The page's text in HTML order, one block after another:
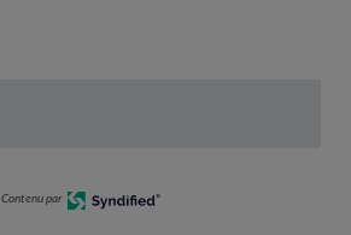
Contenu par